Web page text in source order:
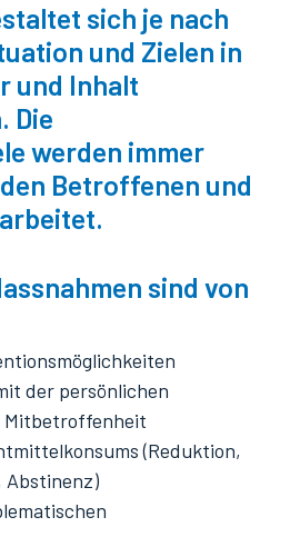
sich je nach
und Zielen in
und Inhalt
Die
werden immer
Betroffenen und
sind von
der persönlichen
Mitbetroffenheit
(Reduktion,
Abstinenz)